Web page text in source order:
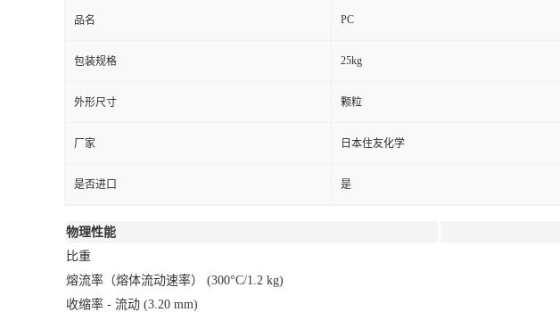
品名 PC
包装规格 25kg
外形尺寸 颗粒
厂家 日本住友化学
是否进口 是
物理性能
比重
熔流率（熔体流动速率） (300°C/1.2 kg)
收缩率 - 流动 (3.20 mm)